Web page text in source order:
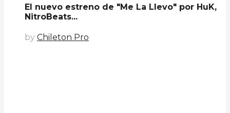
El nuevo estreno de "Me La Llevo" por HuK,
NitroBeats...
by Chileton Pro